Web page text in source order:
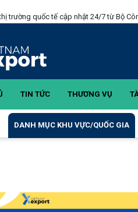
trường quốc tế cập nhật 24/7 từ Bộ
TIN TỨC THƯƠNG VỤ
DANH MỤC KHU VỰC/QUỐC GIA